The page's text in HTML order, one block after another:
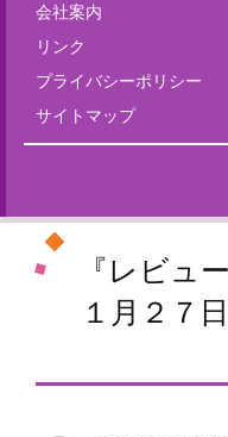
会社案内
リンク
プライバシーポリシー
サイトマップ
『レビュ
１月２７